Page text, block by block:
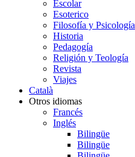
Escolar
Esoterico
Filosofía y Psicología
Historia
Pedagogía
Religión y Teología
Revista
Viajes
Català
Otros idiomas
Francés
Inglés
Bilingüe
Bilingüe